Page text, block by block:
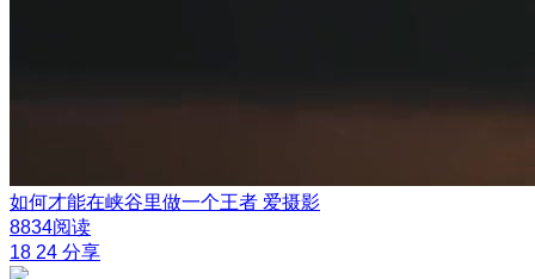
如何才能在峡谷里做一个王者 爱摄影
8834阅读
18 24 分享